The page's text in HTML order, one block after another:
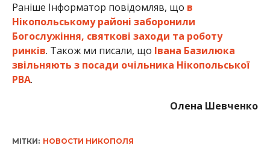
Раніше Інформатор повідомляв, що в
Нікопольському районі заборонили
Богослужіння, святкові заходи та роботу
ринків. Також ми писали, що Івана Базилюка
звільняють з посади очільника Нікопольської
РВА.
Олена Шевченко
МІТКИ: НОВОСТИ НИКОПОЛЯ